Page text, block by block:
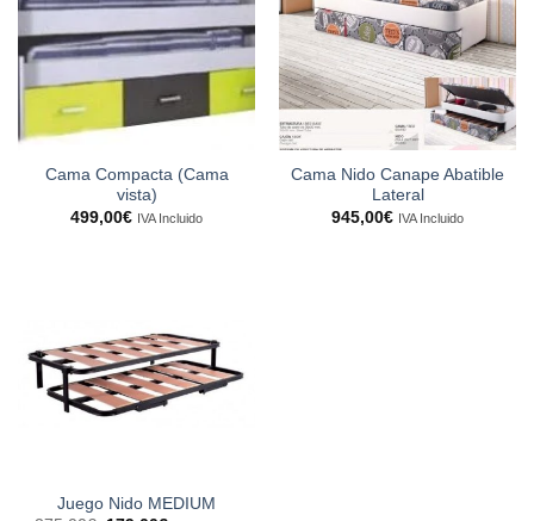
Cama Compacta (Cama
vista)
499,00€ IVA Incluido
Cama Nido Canape Abatible
Lateral
945,00€ IVA Incluido
Juego Nido MEDIUM